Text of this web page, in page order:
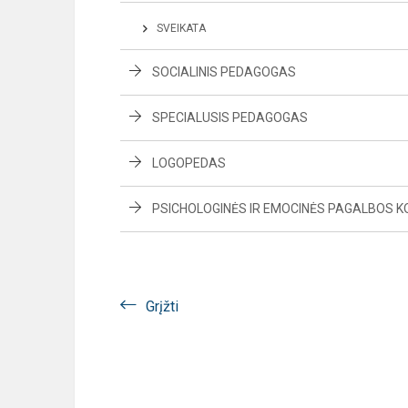
SVEIKATA
SOCIALINIS PEDAGOGAS
SPECIALUSIS PEDAGOGAS
LOGOPEDAS
PSICHOLOGINĖS IR EMOCINĖS PAGALBOS
Grįžti